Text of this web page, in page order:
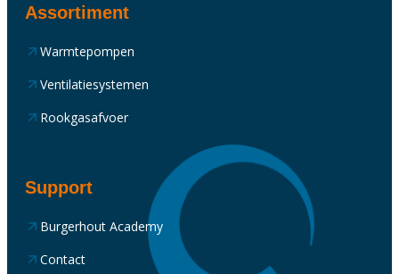
Assortiment
Warmtepompen
Ventilatiesystemen
Rookgasafvoer
Support
Burgerhout Academy
Contact